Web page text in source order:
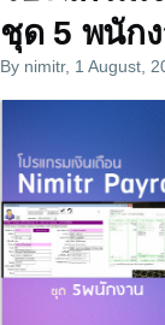
ชุด 5 พนัก
By nimitr, 1 August,